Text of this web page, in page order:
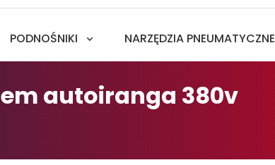
PODNOŚNIKI NARZĘDZIA PNEUMATYCZNE
autoiranga 380v